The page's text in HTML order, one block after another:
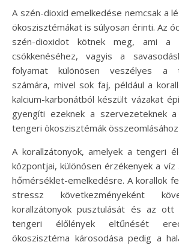
A szén-dioxid emelkedése nemcsak a
ökoszisztémákat is súlyosan érinti. Az
szén-dioxidot kötnek meg, ami a
csökkenéséhez, vagyis a
folyamat különösen veszélyes a
számára, mivel sok faj, például a
kalcium-karbonátból készült vázakat
gyengíti ezeknek a szervezeteknek
tengeri ökoszisztémák
A korallzátonyok, amelyek a tengeri
központjai, különösen érzékenyek a víz
hőmérséklet-emelkedésre. A korallok
stressz következményeként
korallzátonyok pusztulását és az
tengeri élőlények eltűnését
ökoszisztéma károsodása pedig a